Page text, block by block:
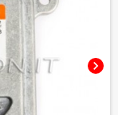
chevron_right